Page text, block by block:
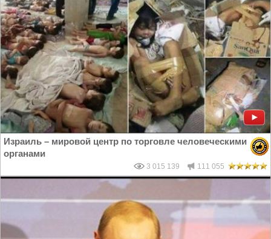
Израиль – мировой центр по торговле человеческими
органами
3 015 139 111 055